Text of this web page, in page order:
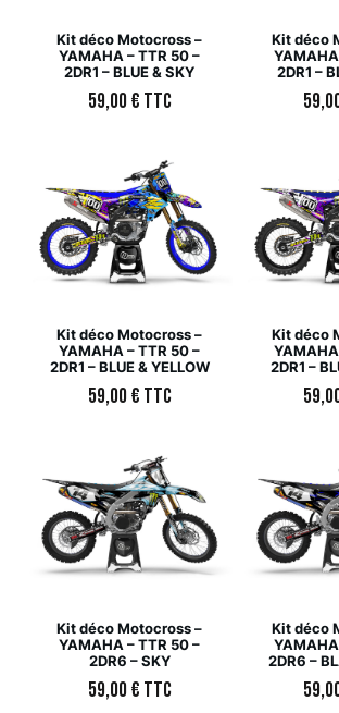
Kit déco Motocross –
YAMAHA – TTR 50 –
2DR1 – BLUE & SKY
59,00€ TTC
Kit déco
2DR1 –
Kit déco Motocross –
YAMAHA – TTR 50 –
2DR1 – BLUE & YELLOW
59,00€ TTC
Kit déco
2DR1 –
Kit déco Motocross –
YAMAHA – TTR 50 –
2DR6 – SKY
59,00€ TTC
Kit déco
2DR6 –